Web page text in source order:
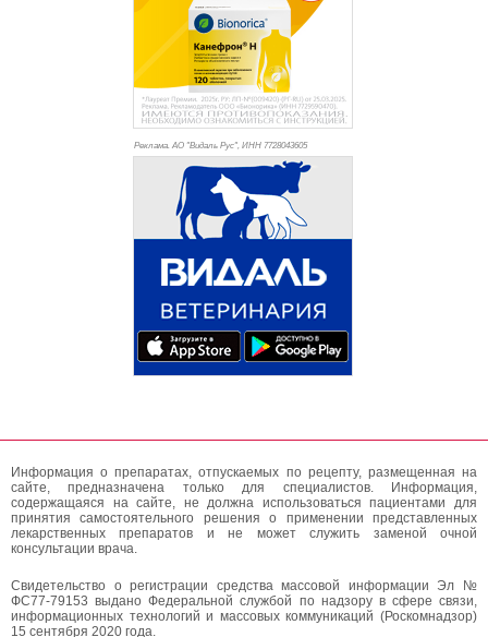
Реклама. АО "Видаль Рус", ИНН 7728043605
Информация о препаратах, отпускаемых по рецепту, размещенная на
сайте, предназначена только для специалистов. Информация,
содержащаяся на сайте, не должна использоваться пациентами для
принятия самостоятельного решения о применении представленных
лекарственных препаратов и не может служить заменой очной
консультации врача.
Свидетельство о регистрации средства массовой информации Эл №
ФС77-79153 выдано Федеральной службой по надзору в сфере связи,
информационных технологий и массовых коммуникаций (Роскомнадзор)
15 сентября 2020 года.